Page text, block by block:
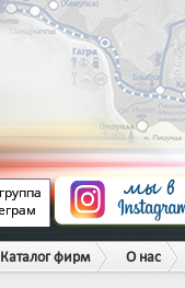
Каталог фирм О нас